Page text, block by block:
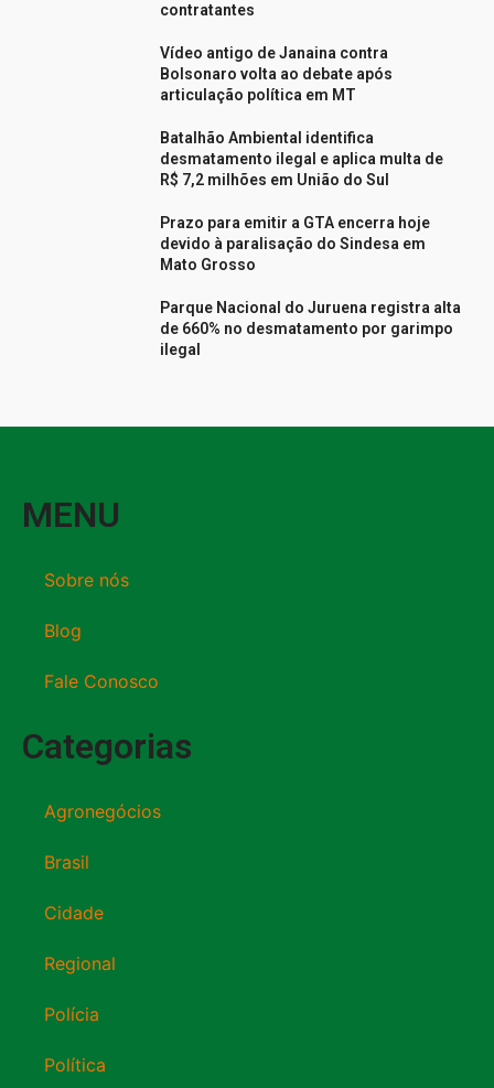
contratantes
Vídeo antigo de Janaina contra
Bolsonaro volta ao debate após
articulação política em MT
Batalhão Ambiental identifica
desmatamento ilegal e aplica multa de
R$ 7,2 milhões em União do Sul
Prazo para emitir a GTA encerra hoje
devido à paralisação do Sindesa em
Mato Grosso
Parque Nacional do Juruena registra alta
de 660% no desmatamento por garimpo
ilegal
MENU
Sobre nós
Blog
Fale Conosco
Categorias
Agronegócios
Brasil
Cidade
Regional
Polícia
Política